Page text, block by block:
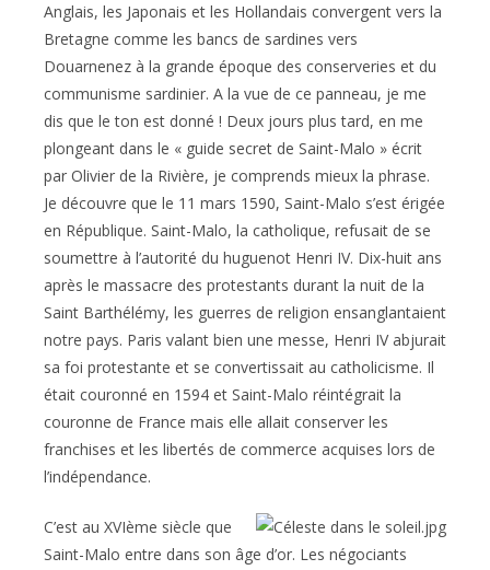
Anglais, les Japonais et les Hollandais convergent vers la
Bretagne comme les bancs de sardines vers
Douarnenez à la grande époque des conserveries et du
communisme sardinier. A la vue de ce panneau, je me
dis que le ton est donné ! Deux jours plus tard, en me
plongeant dans le « guide secret de Saint-Malo » écrit
par Olivier de la Rivière, je comprends mieux la phrase.
Je découvre que le 11 mars 1590, Saint-Malo s’est érigée
en République. Saint-Malo, la catholique, refusait de se
soumettre à l’autorité du huguenot Henri IV. Dix-huit ans
après le massacre des protestants durant la nuit de la
Saint Barthélémy, les guerres de religion ensanglantaient
notre pays. Paris valant bien une messe, Henri IV abjurait
sa foi protestante et se convertissait au catholicisme. Il
était couronné en 1594 et Saint-Malo réintégrait la
couronne de France mais elle allait conserver les
franchises et les libertés de commerce acquises lors de
l’indépendance.
C’est au XVIème siècle que
Saint-Malo entre dans son âge d’or. Les négociants